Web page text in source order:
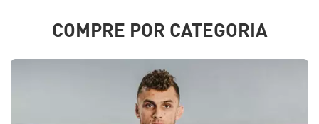
COMPRE POR CATEGORIA